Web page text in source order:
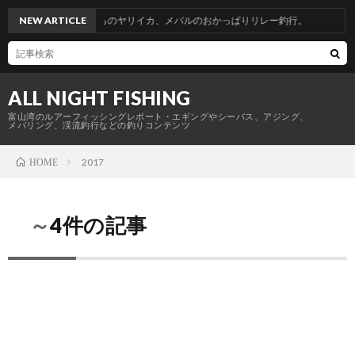
ALL NIGHT FISHING
富山湾のルアーフィッシングレポート・エギングやシーバス、アジング、
メバリング、渓流釣行などの釣りコンテンツ
NEW ARTICLE
釣行。青物からのヤリイカ、メバルのおかっぱりリレー釣行。
HOME 2017
～4件の記事